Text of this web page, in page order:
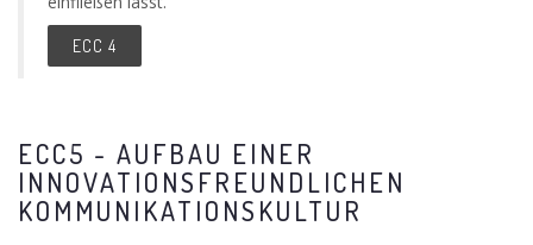
ECC 4
ECC5 - AUFBAU EINER
INNOVATIONSFREUNDLICHEN
KOMMUNIKATIONSKULTUR